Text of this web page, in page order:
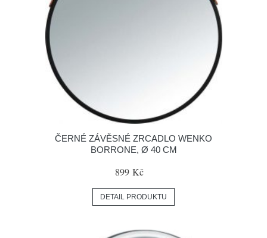
ČERNÉ ZÁVĚSNÉ ZRCADLO WENKO
BORRONE, Ø 40 CM
899 Kč
DETAIL PRODUKTU